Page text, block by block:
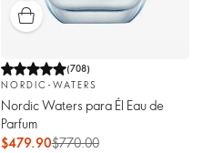
(708)
NORDIC-WATERS
Nordic Waters para Él Eau de
Parfum
$479.90$770.00